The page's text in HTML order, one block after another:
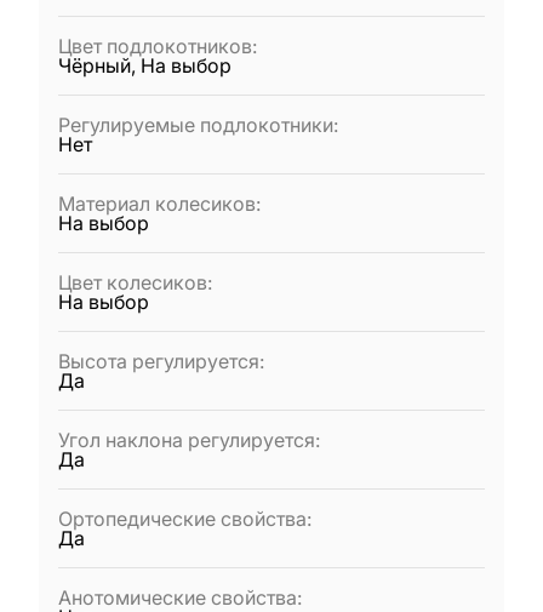
Цвет подлокотников:
Чёрный, На выбор
Регулируемые подлокотники:
Нет
Материал колесиков:
На выбор
Цвет колесиков:
На выбор
Высота регулируется:
Да
Угол наклона регулируется:
Да
Ортопедические свойства:
Да
Анотомические свойства: